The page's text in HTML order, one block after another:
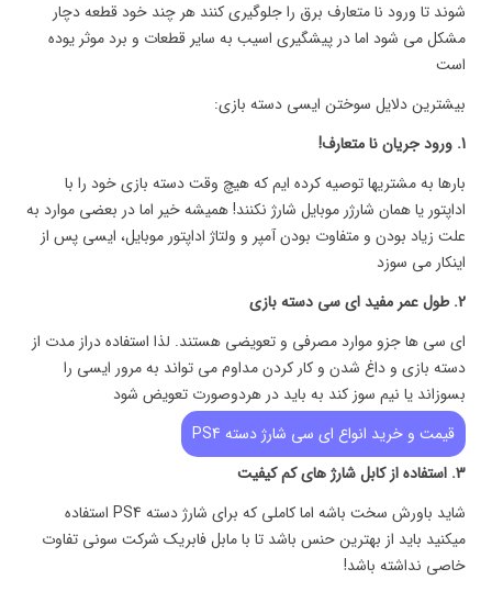
شوند تا ورود نا متعارف برق را جلوگیری کنند هر چند خود قطعه دچار
مشکل می شود اما در پیشگیری اسیب به سایر قطعات و برد موثر یوده
است
بیشترین دلایل سوختن ایسی دسته بازی:
1. ورود جریان نا متعارف!
بارها به مشتریها توصیه کرده ایم که هیچ وقت دسته بازی خود را با
اداپتور یا همان شارژر موبایل شارژ نکنند! همیشه خیر اما در بعضی موارد به
علت زیاد بودن و متفاوت بودن آمپر و ولتاژ اداپتور موبایل، ایسی پس از
اینکار می سوزد
2. طول عمر مفید ای سی دسته بازی
ای سی ها جزو موارد مصرفی و تعویضی هستند. لذا استفاده دراز مدت از
دسته بازی و داغ شدن و کار کردن مداوم می تواند به مرور ایسی را
بسوزاند یا نیم سوز کند به باید در هردوصورت تعویض شود
قیمت و خرید انواع ای سی شارژ دسته PS4
3. استفاده از کابل شارژ های کم کیفیت
شاید باورش سخت باشه اما کاملی که برای شارژ دسته PS4 استفاده
میکنید باید از بهترین حنس باشد تا با مابل فابریک شرکت سونی تفاوت
خاصی نداشته باشد!